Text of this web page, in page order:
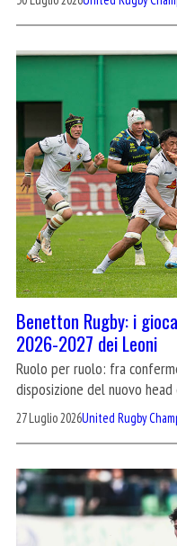
Benetton Rugby: i
2026-2027 dei Leoni
Ruolo per ruolo: fra
disposizione del nuovo
27 Luglio 2026United Rugby